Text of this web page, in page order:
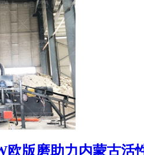
版磨助力内蒙古活